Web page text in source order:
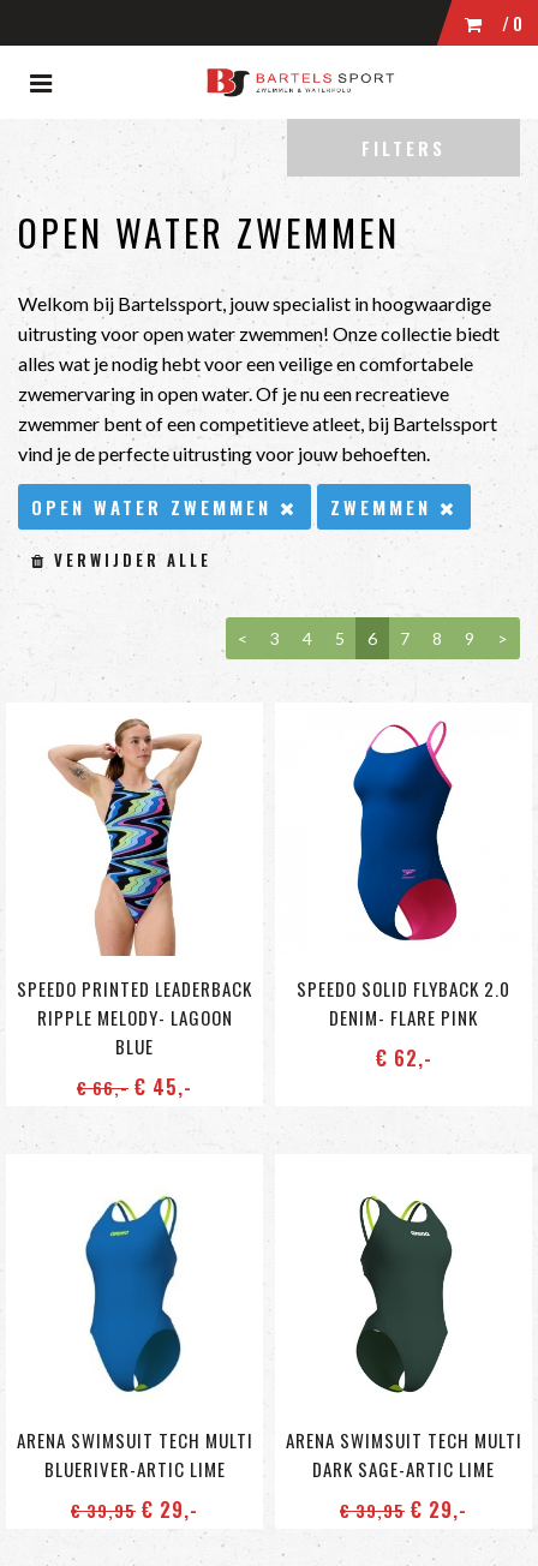
(Wedstrijdkleding)
(Kleding)
(Zwembrillen)
(Tassen)
(Accessoires)
/0
WINKELWAGEN
UW WINKELWAGEN IS LEEG.
VUL HEM MET PRODUCTEN.
Toggle
FILTERS
OPEN WATER ZWEMMEN
Welkom bij Bartelssport, jouw specialist in hoogwaardige
uitrusting voor open water zwemmen! Onze collectie biedt
alles wat je nodig hebt voor een veilige en comfortabele
zwemervaring in open water. Of je nu een recreatieve
zwemmer bent of een competitieve atleet, bij Bartelssport
vind je de perfecte uitrusting voor jouw behoeften.
OPEN WATER ZWEMMEN ZWEMMEN
VERWIJDER ALLE
< 3 4 5 6 7 8 9 >
SPEEDO PRINTED LEADERBACK
RIPPLE MELODY- LAGOON
BLUE
€ 66,- € 45,-
SPEEDO SOLID FLYBACK 2.0
DENIM- FLARE PINK
€ 62,-
ARENA SWIMSUIT TECH MULTI
BLUERIVER-ARTIC LIME
€ 39,95 € 29,-
ARENA SWIMSUIT TECH MULTI
DARK SAGE-ARTIC LIME
€ 39,95 € 29,-